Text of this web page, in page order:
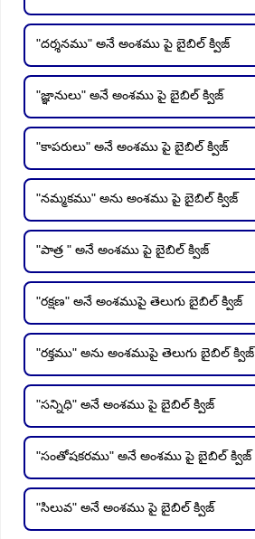
"దర్శనము" అనే అంశము పై బైబిల్ క్విజ్
"జ్ఞానులు" అనే అంశము పై బైబిల్ క్విజ్
"కాపరులు" అనే అంశము పై బైబిల్ క్విజ్
"నమ్మకము" అను అంశము పై బైబిల్ క్విజ్
"పాత్ర " అనే అంశము పై బైబిల్ క్విజ్
"రక్షణ" అనే అంశముపై తెలుగు బైబిల్ క్విజ్
"రక్తము" అను అంశముపై తెలుగు బైబిల్ క్విజ్
"సన్నిధి" అనే అంశము పై బైబిల్ క్విజ్
"సంతోషకరము" అనే అంశము పై బైబిల్ క్విజ్
"సిలువ" అనే అంశము పై బైబిల్ క్విజ్